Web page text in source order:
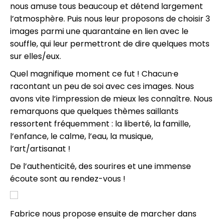
nous amuse tous beaucoup et détend largement
l’atmosphère. Puis nous leur proposons de choisir 3
images parmi une quarantaine en lien avec le
souffle, qui leur permettront de dire quelques mots
sur elles/eux.
Quel magnifique moment ce fut ! Chacun·e
racontant un peu de soi avec ces images. Nous
avons vite l’impression de mieux les connaître. Nous
remarquons que quelques thèmes saillants
ressortent fréquemment : la liberté, la famille,
l’enfance, le calme, l’eau, la musique,
l’art/artisanat !
De l’authenticité, des sourires et une immense
écoute sont au rendez-vous !
Fabrice nous propose ensuite de marcher dans